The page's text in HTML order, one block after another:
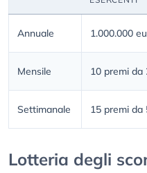
Annuale 1.000.000
Mensile 10 premi da
Settimanale 15 premi da
Lotteria degli